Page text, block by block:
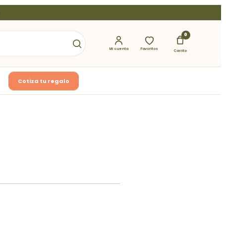
Mi cuenta Favoritos
0
Carrito
Cotiza tu regalo